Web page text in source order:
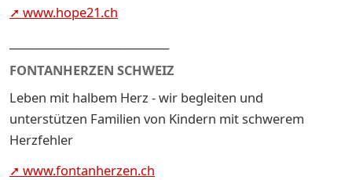
➚ www.hope21.ch
FONTANHERZEN SCHWEIZ
Leben mit halbem Herz - wir begleiten und
unterstützen Familien von Kindern mit schwerem
Herzfehler
➚ www.fontanherzen.ch